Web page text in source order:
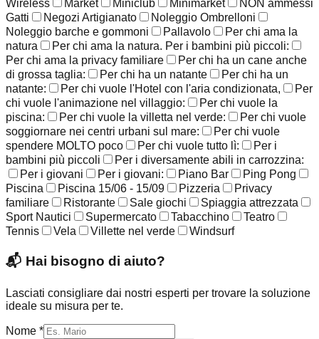
Wireless
Market Miniclub Minimarket
NON ammessi
Gatti
Negozi Artigianato
Noleggio Ombrelloni
Noleggio barche e gommoni
Pallavolo
Per chi ama la
natura
Per chi ama la natura. Per i bambini più piccoli:
Per chi ama la privacy familiare
Per chi ha un cane anche
di grossa taglia:
Per chi ha un natante
Per chi ha un
natante:
Per chi vuole l'Hotel con l'aria condizionata,
Per
chi vuole l'animazione nel villaggio:
Per chi vuole la
piscina:
Per chi vuole la villetta nel verde:
Per chi vuole
soggiornare nei centri urbani sul mare:
Per chi vuole
spendere MOLTO poco
Per chi vuole tutto lì:
Per i
bambini più piccoli
Per i diversamente abili in carrozzina:
Per i giovani
Per i giovani: Piano Bar
Ping Pong
Piscina
Piscina 15/06 - 15/09 Pizzeria
Privacy
familiare
Ristorante Sale giochi
Spiaggia attrezzata
Sport Nautici
Supermercato Tabacchino
Teatro
Tennis
Vela Villette nel verde Windsurf
📬 Hai bisogno di aiuto?
Lasciati consigliare dai nostri esperti per trovare la soluzione
ideale su misura per te.
Nome *